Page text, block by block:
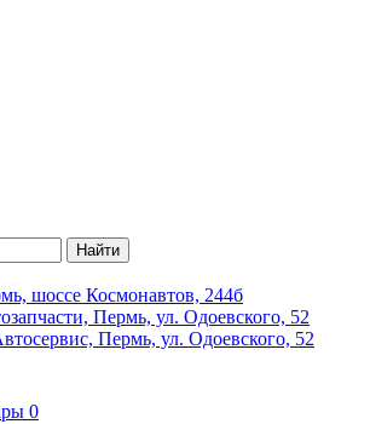
Найти
шоссе Космонавтов, 244б
Пермь, ул. Одоевского, 52
Пермь, ул. Одоевского, 52
0